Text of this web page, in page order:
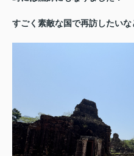
すごく素敵な国で再訪したいな